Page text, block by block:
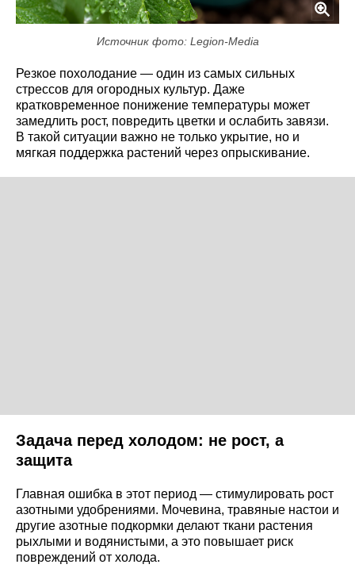
Источник фото: Legion-Media
Резкое похолодание — один из самых сильных
стрессов для огородных культур. Даже
кратковременное понижение температуры может
замедлить рост, повредить цветки и ослабить завязи.
В такой ситуации важно не только укрытие, но и
мягкая поддержка растений через опрыскивание.
Задача перед холодом: не рост, а
защита
Главная ошибка в этот период — стимулировать рост
азотными удобрениями. Мочевина, травяные настои и
другие азотные подкормки делают ткани растения
рыхлыми и водянистыми, а это повышает риск
повреждений от холода.